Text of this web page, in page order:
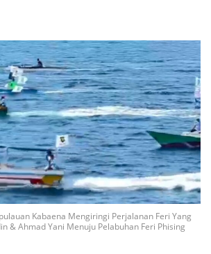
Kabaena Mengiringi Perjalanan Feri Yang
& Ahmad Yani Menuju Pelabuhan Feri Phising